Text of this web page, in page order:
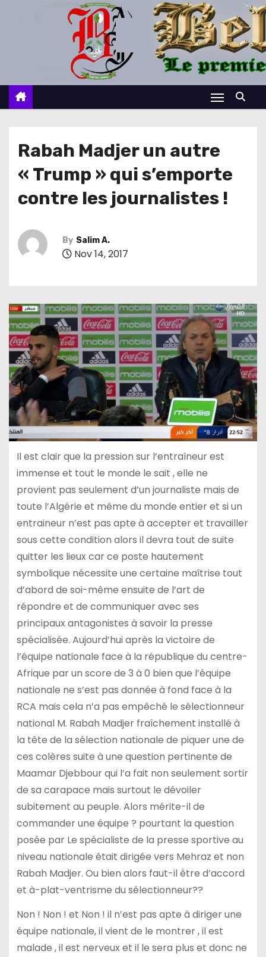
c
Rabah Madjer un autre
« Trump » qui s’emporte
contre les journalistes !
By Salim A.
Nov 14, 2017
Il est clair que la pression sur l’entraîneur est
immense et tout le monde le sait , elle ne
provient pas seulement d’un journaliste mais de
toute l’Algérie et même du monde entier et si un
entraineur n’est pas apte à accepter et travailler
sous cette condition alors il devra tout de suite
quitter les lieux car ce poste hautement
symbolique nécessite une certaine maîtrise tout
d’abord de soi-même ensuite de l’art de
répondre et de communiquer avec ses
principaux antagonistes à savoir la presse
spécialisée. Aujourd’hui après la victoire de
l’équipe nationale face à la république du centre-
Afrique par un score de 3 à 0 bien que l’équipe
nationale ne s’est pas donnée à fond face à la
RCA mais cela n’a pas empêché le sélectionneur
national M. Rabah Madjer fraîchement installé à
la tête de la sélection nationale de piquer une de
ces colères suite à une question pertinente de
Maamar Djebbour qui l’a fait non seulement sortir
de sa carapace mais surtout le dévoiler
subitement au peuple. Alors mérite-il de
commander une équipe ? pourtant la question
posée par Le spécialiste de la presse sportive au
niveau nationale était dirigée vers Mehraz et non
Rabah Madjer. Ou bien alors faut-il être d’accord
et à-plat-ventrisme du sélectionneur??
Non ! Non ! et Non ! il n’est pas apte à diriger une
équipe nationale, il vient de le montrer , il est
malade , il est nerveux et il le sera plus et donc ne